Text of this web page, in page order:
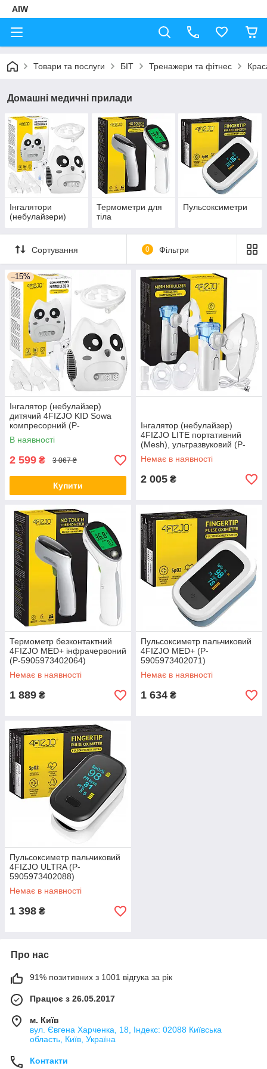
AIW
Товари та послуги БІТ Тренажери та фітнес
Домашні медичні прилади
Інгалятори
(небулайзери)
Термометри для
тіла
Пульсоксиметри
Сортування 0 Фільтри
–15%
Інгалятор (небулайзер)
дитячий 4FIZJO KID Sowa
компресорний (P-
5905973402040)
В наявності
2 599 ₴ 3 067 ₴
Купити
Інгалятор (небулайзер)
4FIZJO LITE портативний
(Mesh), ультразвуковий (P-
5905973402057)
Немає в наявності
2 005 ₴
Термометр безконтактний
4FIZJO MED+ інфрачервоний
(P-5905973402064)
Немає в наявності
1 889 ₴
Пульсоксиметр пальчиковий
4FIZJO MED+ (P-
5905973402071)
Немає в наявності
1 634 ₴
Пульсоксиметр пальчиковий
4FIZJO ULTRA (P-
5905973402088)
Немає в наявності
1 398 ₴
Про нас
91% позитивних з 1001 відгука за рік
Працює з 26.05.2017
м. Київ
вул. Євгена Харченка, 18, Індекс: 02088 Київська
область, Київ, Україна
Контакти